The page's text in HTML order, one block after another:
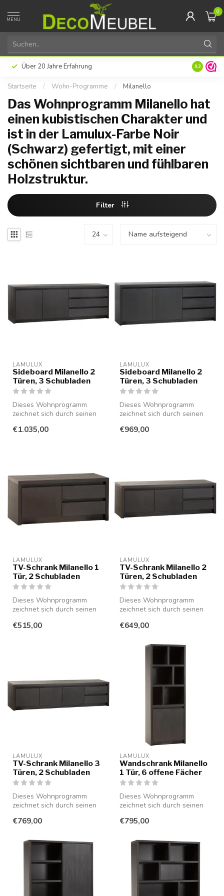
MENU
0
Über 20 Jahre Erfahrung 9.3
Startseite / Wohn-Programme / Milanello
Das Wohnprogramm Milanello hat
einen kubistischen Charakter und
ist in der Lamulux-Farbe Noir
(Schwarz) gefertigt, mit einer
schönen sichtbaren und fühlbaren
Holzstruktur.
Filter
LAMULUX
Sideboard Milanello 2
Türen, 3 Schubladen
Dieses Wohnprogramm
zeichnet sich durch seinen
ist...
€1.035,00
LAMULUX
Sideboard Milanello 2
Türen, 3 Schubladen
Dieses Wohnprogramm
zeichnet sich durch seinen
ist...
€969,00
LAMULUX
TV-Schrank Milanello 1
Tür, 2 Schubladen
Dieses Wohnprogramm
zeichnet sich durch seinen
ist...
€515,00
LAMULUX
TV-Schrank Milanello 2
Türen, 2 Schubladen
Dieses Wohnprogramm
zeichnet sich durch seinen
ist...
€649,00
LAMULUX
TV-Schrank Milanello 3
Türen, 2 Schubladen
Dieses Wohnprogramm
zeichnet sich durch seinen
ist...
€769,00
LAMULUX
Wandschrank Milanello
1 Tür, 6 offene Fächer
Dieses Wohnprogramm
zeichnet sich durch seinen
ist...
€795,00